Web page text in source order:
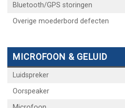
Bluetooth/GPS storingen
Overige moederbord defecten
MICROFOON & GELUID
Luidspreker
Oorspeaker